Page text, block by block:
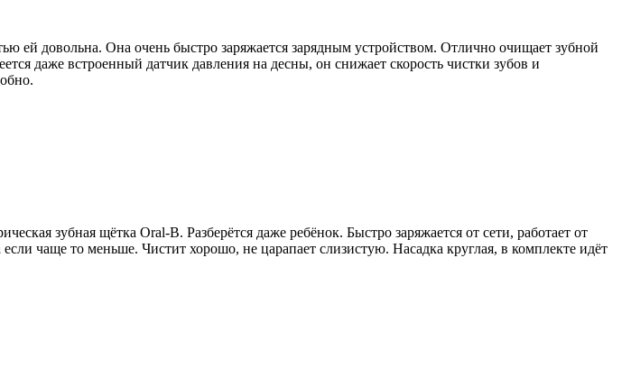
ей довольна. Она очень быстро заряжается зарядным устройством. Отлично очищает зубной
даже встроенный датчик давления на десны, он снижает скорость чистки зубов и
зубная щётка Oral-B. Разберётся даже ребёнок. Быстро заряжается от сети, работает от
чаще то меньше. Чистит хорошо, не царапает слизистую. Насадка круглая, в комплекте идёт